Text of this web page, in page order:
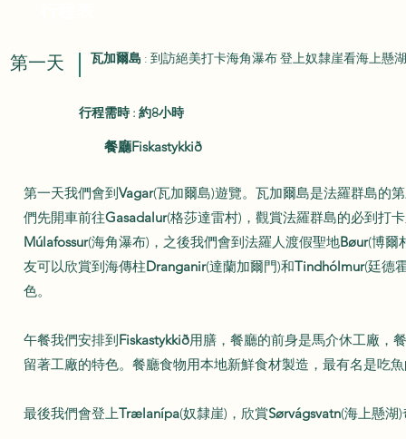
​第一天 瓦加爾島 : 到訪絕美打卡海角瀑布 登上奴隸崖看海上懸
行程需時 : 約8小時
餐廳Fiskastykkið
第一天我們會到Vagar(瓦加爾島)遊覽。瓦加爾島是法羅群島的
們先開車前往Gasadalur(格莎達雷村)，觀賞法羅群島的必到打
Múlafossur(海角瀑布)，之後我們會到法羅人渡假聖地Bøur(博爾
友可以欣賞到海傳柱Dranganir(達蘭加爾門)和Tindhólmur(廷德
色。
午餐我們安排到Fiskastykkið用膳，餐廳的前身是馬介休工廠，
留著工廠的特色。餐廳食物用本地新鮮食材製造，最有名是吃
最後我們會登上Trælanípa(奴隸崖)，欣賞Sørvágsvatn(海上懸湖)